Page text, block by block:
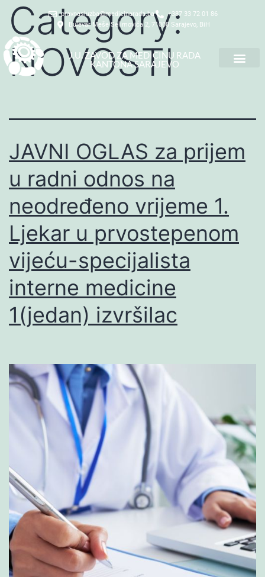
pravnasluzba@medicinarada.ba
+387 33 72 01 86
Bulevar Meše Selimovića 2, 71000 Sarajevo, BiH
J.U. ZAVOD ZA MEDICINU RADA
KANTONA SARAJEVO
Category:
NOVOSTI
JAVNI OGLAS za prijem
u radni odnos na
neodređeno vrijeme 1.
Ljekar u prvostepenom
vijeću-specijalista
interne medicine
1(jedan) izvršilac